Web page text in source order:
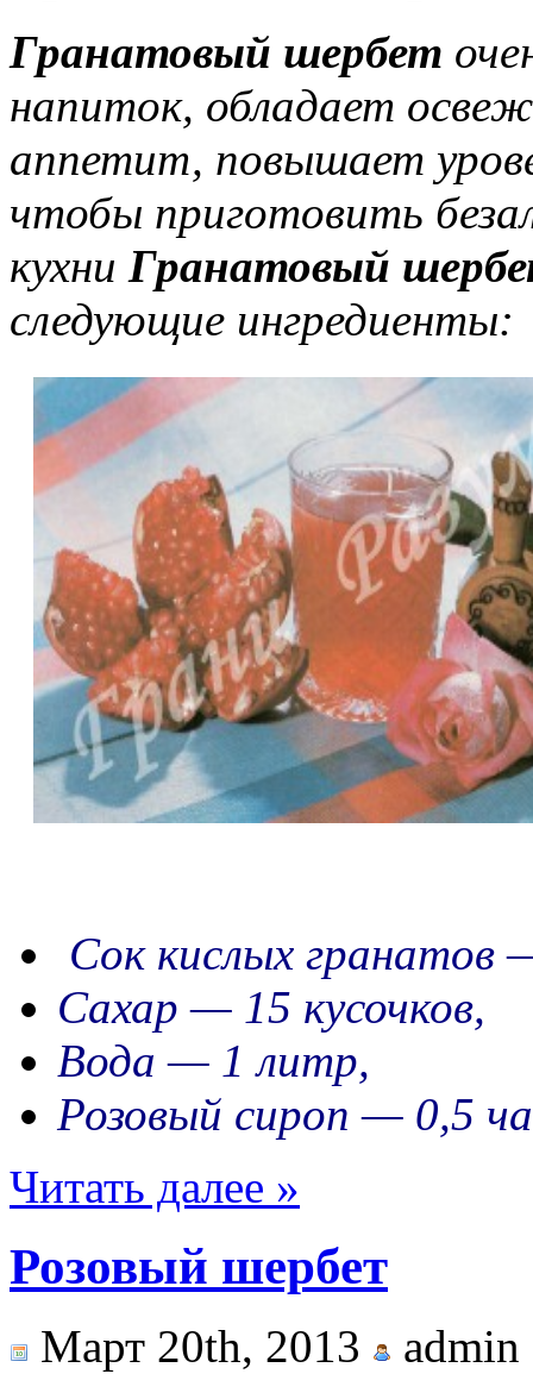
Гранатовый шербет
напиток, обладает
аппетит, повышает
чтобы приготовить
кухни Гранатовый
следующие ингредиенты:
Сок кислых гранатов
Сахар — 15 кусочков,
Вода — 1 литр,
Розовый сироп — 0,5
Читать далее »
Розовый шербет
Март 20th, 2013 admin